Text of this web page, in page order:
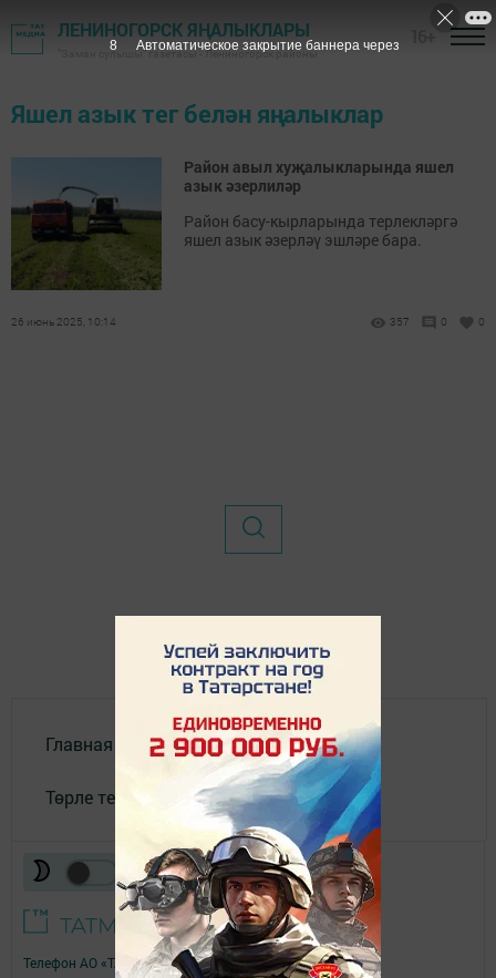
ЛЕНИНОГОРСК ЯҢАЛЫКЛАРЫ
"Заман сулышы" газетасы - Лениногорск районы
Яшел азык тег белән яңалыклар
Район авыл хуҗалыкларында яшел
азык әзерлиләр
Район басу-кырларында терлекләргә
яшел азык әзерләү эшләре бара.
26 июнь 2025, 10:14 357 0 0
Главная
Төрле темалар
Телефон АО «ТАТМЕДИА»:(843) 222 09 84
8 Автоматическое закрытие баннера через